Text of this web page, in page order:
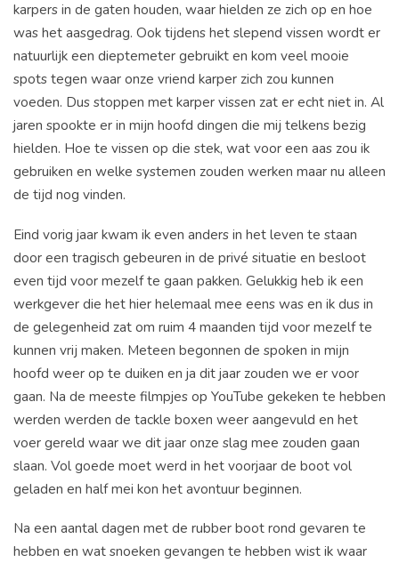
karpers in de gaten houden, waar hielden ze zich op en hoe
was het aasgedrag. Ook tijdens het slepend vissen wordt er
natuurlijk een dieptemeter gebruikt en kom veel mooie
spots tegen waar onze vriend karper zich zou kunnen
voeden. Dus stoppen met karper vissen zat er echt niet in. Al
jaren spookte er in mijn hoofd dingen die mij telkens bezig
hielden. Hoe te vissen op die stek, wat voor een aas zou ik
gebruiken en welke systemen zouden werken maar nu alleen
de tijd nog vinden.
Eind vorig jaar kwam ik even anders in het leven te staan
door een tragisch gebeuren in de privé situatie en besloot
even tijd voor mezelf te gaan pakken. Gelukkig heb ik een
werkgever die het hier helemaal mee eens was en ik dus in
de gelegenheid zat om ruim 4 maanden tijd voor mezelf te
kunnen vrij maken. Meteen begonnen de spoken in mijn
hoofd weer op te duiken en ja dit jaar zouden we er voor
gaan. Na de meeste filmpjes op YouTube gekeken te hebben
werden werden de tackle boxen weer aangevuld en het
voer gereld waar we dit jaar onze slag mee zouden gaan
slaan. Vol goede moet werd in het voorjaar de boot vol
geladen en half mei kon het avontuur beginnen.
Na een aantal dagen met de rubber boot rond gevaren te
hebben en wat snoeken gevangen te hebben wist ik waar